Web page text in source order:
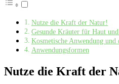
Nutze die Kraft der Natur!
Gesunde Kräuter für Haut
Kosmetische Anwendung und
Anwendungsformen
Nutze die Kraft der